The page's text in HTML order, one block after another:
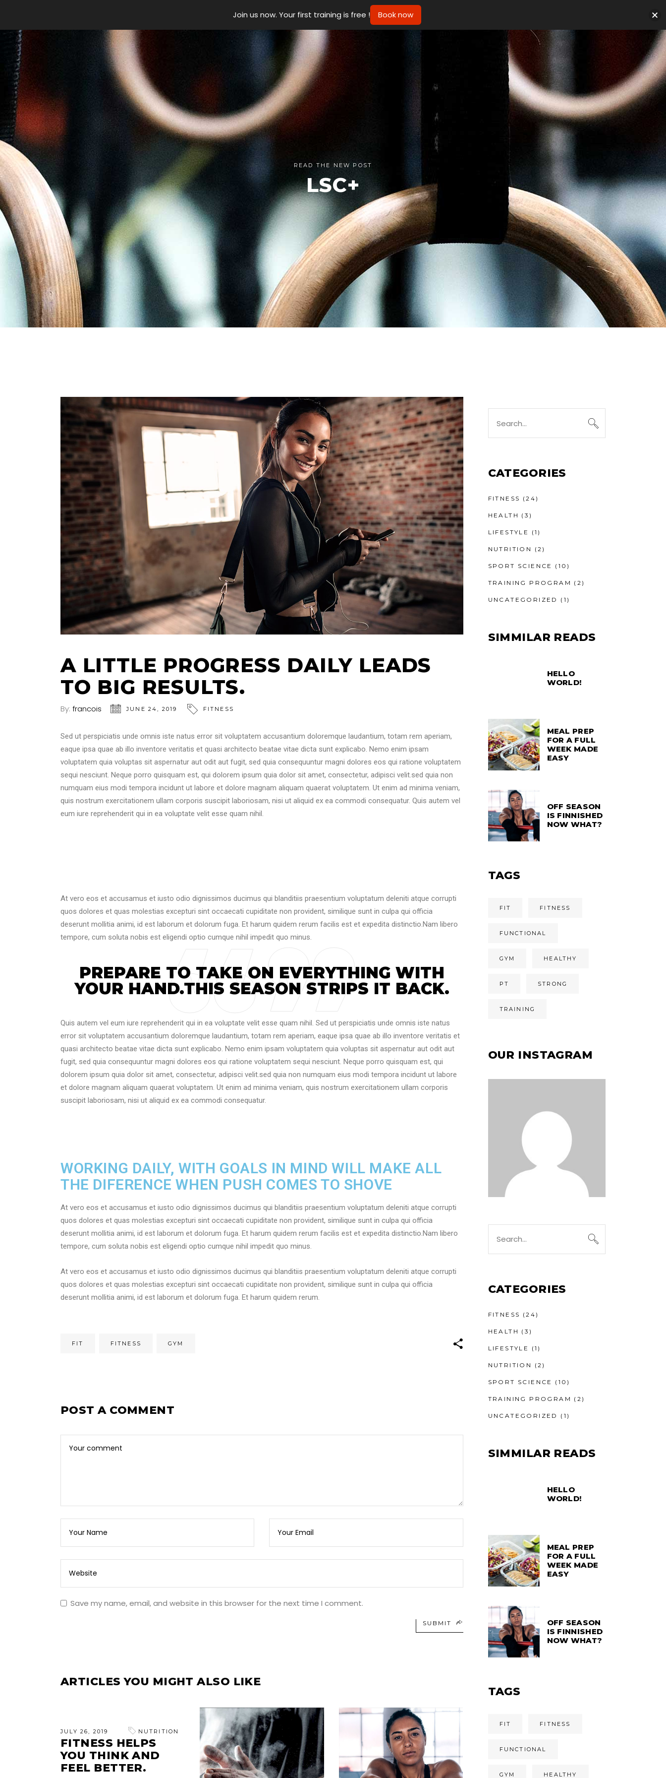
READ THE NEW POST
LSC+
A LITTLE PROGRESS DAILY LEADS
TO BIG RESULTS.
By: francois JUNE 24, 2019 FITNESS
Sed ut perspiciatis unde omnis iste natus error sit voluptatem accusantium doloremque laudantium, totam rem aperiam,
eaque ipsa quae ab illo inventore veritatis et quasi architecto beatae vitae dicta sunt explicabo. Nemo enim ipsam
voluptatem quia voluptas sit aspernatur aut odit aut fugit, sed quia consequuntur magni dolores eos qui ratione voluptatem
sequi nesciunt. Neque porro quisquam est, qui dolorem ipsum quia dolor sit amet, consectetur, adipisci velit.sed quia non
numquam eius modi tempora incidunt ut labore et dolore magnam aliquam quaerat voluptatem. Ut enim ad minima veniam,
quis nostrum exercitationem ullam corporis suscipit laboriosam, nisi ut aliquid ex ea commodi consequatur. Quis autem vel
eum iure reprehenderit qui in ea voluptate velit esse quam nihil.
At vero eos et accusamus et iusto odio dignissimos ducimus qui blanditiis praesentium voluptatum deleniti atque corrupti
quos dolores et quas molestias excepturi sint occaecati cupiditate non provident, similique sunt in culpa qui officia
deserunt mollitia animi, id est laborum et dolorum fuga. Et harum quidem rerum facilis est et expedita distinctio.Nam libero
tempore, cum soluta nobis est eligendi optio cumque nihil impedit quo minus.
PREPARE TO TAKE ON EVERYTHING WITH
YOUR HAND.THIS SEASON STRIPS IT BACK.
Quis autem vel eum iure reprehenderit qui in ea voluptate velit esse quam nihil. Sed ut perspiciatis unde omnis iste natus
error sit voluptatem accusantium doloremque laudantium, totam rem aperiam, eaque ipsa quae ab illo inventore veritatis et
quasi architecto beatae vitae dicta sunt explicabo. Nemo enim ipsam voluptatem quia voluptas sit aspernatur aut odit aut
fugit, sed quia consequuntur magni dolores eos qui ratione voluptatem sequi nesciunt. Neque porro quisquam est, qui
dolorem ipsum quia dolor sit amet, consectetur, adipisci velit.sed quia non numquam eius modi tempora incidunt ut labore
et dolore magnam aliquam quaerat voluptatem. Ut enim ad minima veniam, quis nostrum exercitationem ullam corporis
suscipit laboriosam, nisi ut aliquid ex ea commodi consequatur.
WORKING DAILY, WITH GOALS IN MIND WILL MAKE ALL
THE DIFERENCE WHEN PUSH COMES TO SHOVE
At vero eos et accusamus et iusto odio dignissimos ducimus qui blanditiis praesentium voluptatum deleniti atque corrupti
quos dolores et quas molestias excepturi sint occaecati cupiditate non provident, similique sunt in culpa qui officia
deserunt mollitia animi, id est laborum et dolorum fuga. Et harum quidem rerum facilis est et expedita distinctio.Nam libero
tempore, cum soluta nobis est eligendi optio cumque nihil impedit quo minus.
At vero eos et accusamus et iusto odio dignissimos ducimus qui blanditiis praesentium voluptatum deleniti atque corrupti
quos dolores et quas molestias excepturi sint occaecati cupiditate non provident, similique sunt in culpa qui officia
deserunt mollitia animi, id est laborum et dolorum fuga. Et harum quidem rerum.
FIT FITNESS GYM
POST A COMMENT
Save my name, email, and website in this browser for the next time I comment.
SUBMIT
ARTICLES YOU MIGHT ALSO LIKE
JULY 26, 2019 NUTRITION
FITNESS HELPS
YOU THINK AND
FEEL BETTER.
CATEGORIES
FITNESS (24)
HEALTH (3)
LIFESTYLE (1)
NUTRITION (2)
SPORT SCIENCE (10)
TRAINING PROGRAM (2)
UNCATEGORIZED (1)
SIMMILAR READS
HELLO
WORLD!
MEAL PREP
FOR A FULL
WEEK MADE
EASY
OFF SEASON
IS FINNISHED
NOW WHAT?
TAGS
FIT FITNESS
FUNCTIONAL
GYM HEALTHY
PT STRONG
TRAINING
OUR INSTAGRAM
CATEGORIES
FITNESS (24)
HEALTH (3)
LIFESTYLE (1)
NUTRITION (2)
SPORT SCIENCE (10)
TRAINING PROGRAM (2)
UNCATEGORIZED (1)
SIMMILAR READS
HELLO
WORLD!
MEAL PREP
FOR A FULL
WEEK MADE
EASY
OFF SEASON
IS FINNISHED
NOW WHAT?
TAGS
FIT FITNESS
FUNCTIONAL
GYM HEALTHY
Join us now. Your first training is free ! Book now